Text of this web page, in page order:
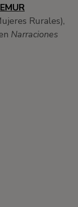
Rurales),
Narraciones